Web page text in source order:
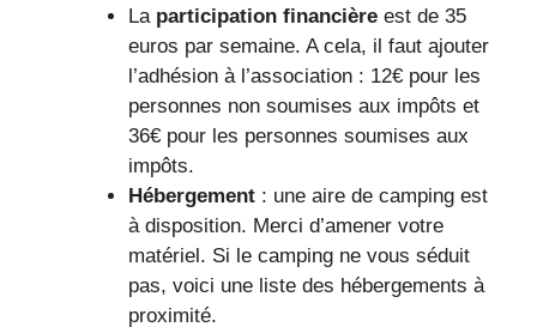
La participation financière est de 35
euros par semaine. A cela, il faut ajouter
l’adhésion à l’association : 12€ pour les
personnes non soumises aux impôts et
36€ pour les personnes soumises aux
impôts.
Hébergement: une aire de camping est
à disposition. Merci d’amener votre
matériel. Si le camping ne vous séduit
pas, voici une liste des hébergements à
proximité.